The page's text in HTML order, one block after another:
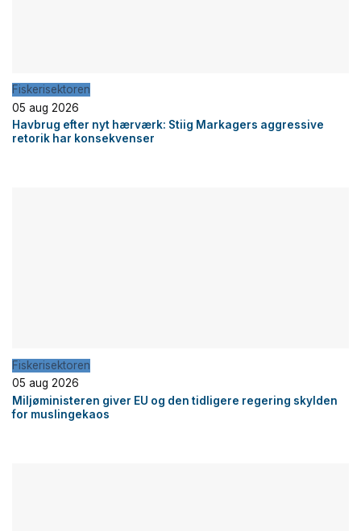
Fiskerisektoren
05 aug 2026
Havbrug efter nyt hærværk: Stiig Markagers aggressive
retorik har konsekvenser
Fiskerisektoren
05 aug 2026
Miljøministeren giver EU og den tidligere regering skylden
for muslingekaos